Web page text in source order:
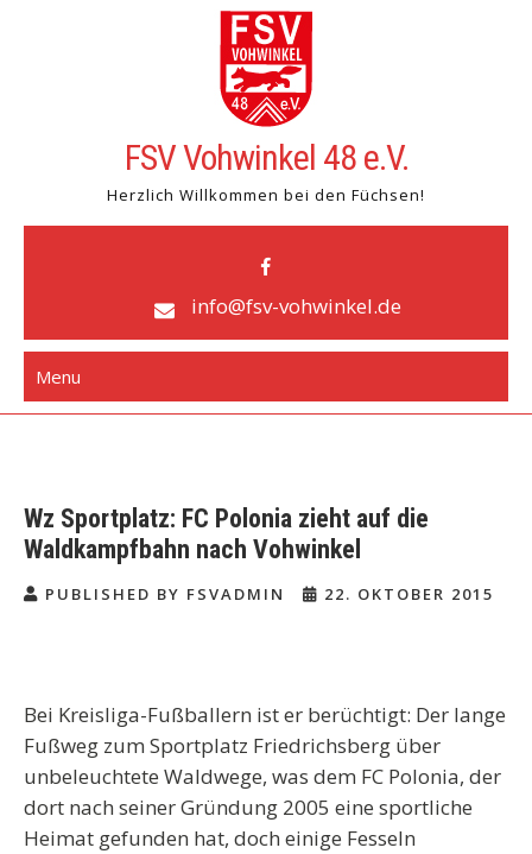
FSV Vohwinkel 48 e.V.
Herzlich Willkommen bei den Füchsen!
info@fsv-vohwinkel.de
Menu
Wz Sportplatz: FC Polonia zieht auf die
Waldkampfbahn nach Vohwinkel
PUBLISHED BY FSVADMIN 22. OKTOBER 2015
Bei Kreisliga-Fußballern ist er berüchtigt: Der lange
Fußweg zum Sportplatz Friedrichsberg über
unbeleuchtete Waldwege, was dem FC Polonia, der
dort nach seiner Gründung 2005 eine sportliche
Heimat gefunden hat, doch einige Fesseln